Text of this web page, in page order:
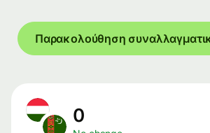
Παρακολούθηση
0